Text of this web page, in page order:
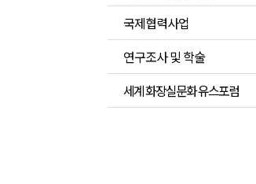
국제협력사업
연구조사 및 학술
세계 화장실문화 유스포럼